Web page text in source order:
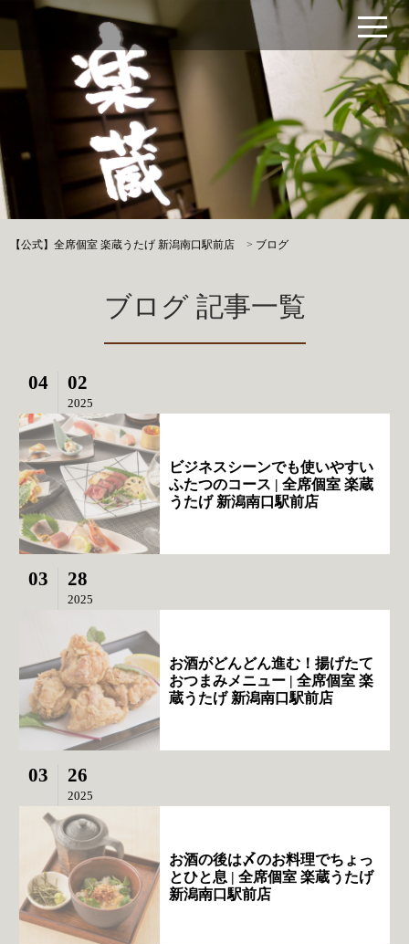
【公式】全席個室 楽蔵うたげ 新潟南口駅前店 > ブログ
ブログ 記事一覧
04 02
2025
ビジネスシーンでも使いやすい
ふたつのコース | 全席個室 楽蔵
うたげ 新潟南口駅前店
03 28
2025
お酒がどんどん進む！揚げたて
おつまみメニュー | 全席個室 楽
蔵うたげ 新潟南口駅前店
03 26
2025
お酒の後は〆のお料理でちょっ
とひと息 | 全席個室 楽蔵うたげ
新潟南口駅前店